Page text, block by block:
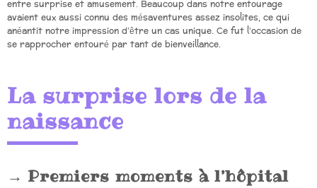
entre surprise et amusement. Beaucoup dans notre entourage
avaient eux aussi connu des mésaventures assez insolites, ce qui
anéantit notre impression d’être un cas unique. Ce fut l’occasion de
se rapprocher entouré par tant de bienveillance.
La surprise lors de la
naissance
Premiers moments à l’hôpital